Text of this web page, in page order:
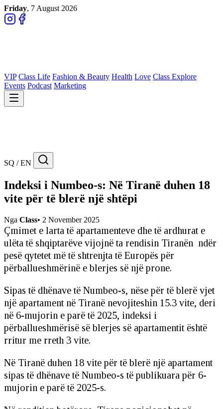
Friday, 7 August 2026
VIP Class Life Fashion & Beauty Health Love Class Explore
Events Podcast Marketing
SQ / EN
Indeksi i Numbeo-s: Në Tiranë duhen 18
vite për të blerë një shtëpi
Nga Class• 2 November 2025
Çmimet e larta të apartamenteve dhe të ardhurat e
ulëta të shqiptarëve vijojnë ta rendisin Tiranën ndër
pesë qytetet më të shtrenjta të Europës për
përballueshmërinë e blerjes së një prone.
Sipas të dhënave të Numbeo-s, nëse për të blerë vjet
një apartament në Tiranë nevojiteshin 15.3 vite, deri
në 6-mujorin e parë të 2025, indeksi i
përballueshmërisë së blerjes së apartamentit është
rritur me rreth 3 vite.
Në Tiranë duhen 18 vite për të blerë një apartament
sipas të dhënave të Numbeo-s të publikuara për 6-
mujorin e parë të 2025-s.